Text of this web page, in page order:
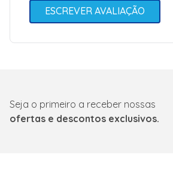
ESCREVER AVALIAÇÃO
Seja o primeiro a receber nossas
ofertas e descontos exclusivos.